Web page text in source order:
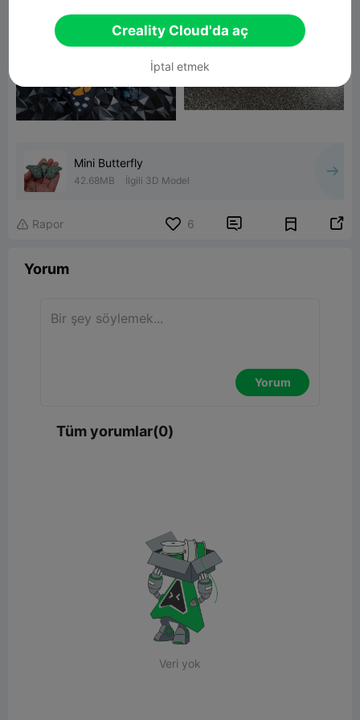
Mini Butterfly
42.68MB İlgili 3D Model
 Rapor 6  
Yorum
Yorum
Tüm yorumlar(0)
Veri yok
Creality Cloud'da aç
İptal etmek